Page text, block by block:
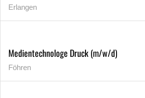
Erlangen
Medientechnologe Druck (m/w/d)
Föhren